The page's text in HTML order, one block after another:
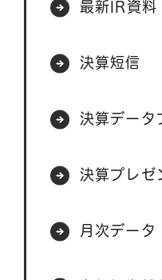
最新IR資料
決算短信
決算データ
決算プレゼ
月次データ